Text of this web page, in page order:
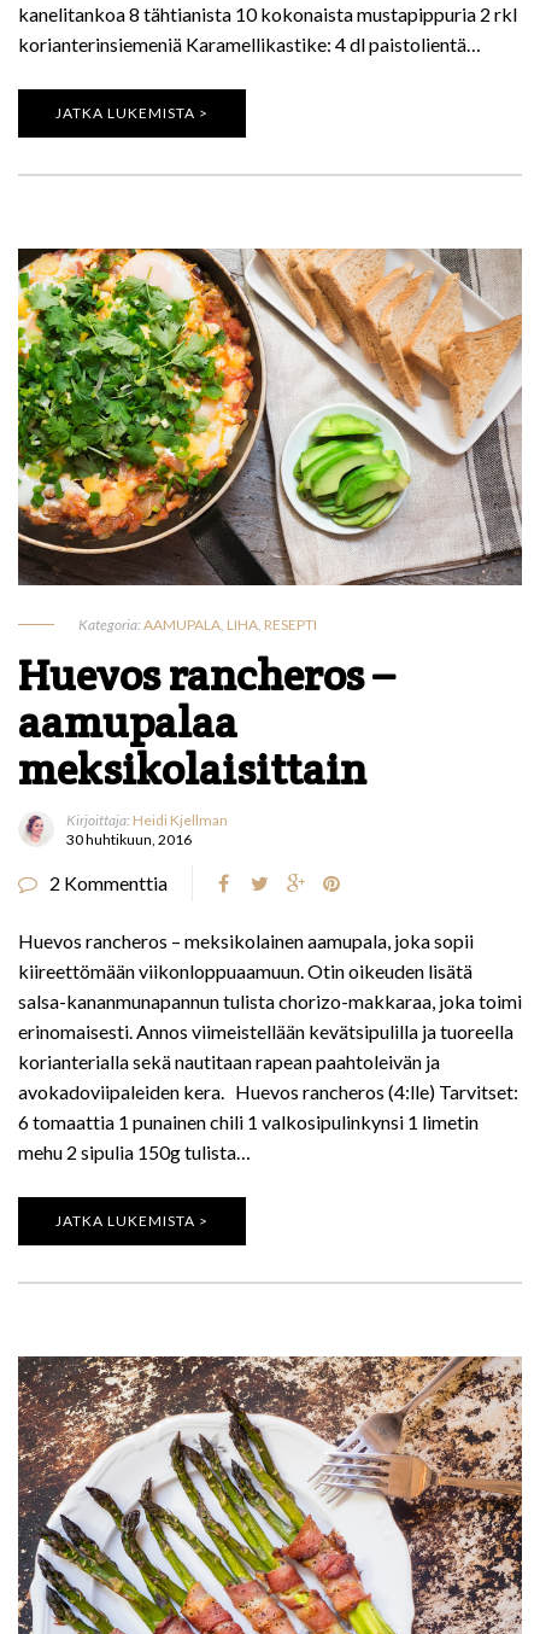
kanelitankoa 8 tähtianista 10 kokonaista mustapippuria 2 rkl
korianterinsiemeniä Karamellikastike: 4 dl paistolientä…
JATKA LUKEMISTA >
Kategoria: AAMUPALA LIHA RESEPTI
Huevos rancheros –
aamupalaa
meksikolaisittain
Kirjoittaja: Heidi Kjellman
30 huhtikuun, 2016
2 Kommenttia
Huevos rancheros – meksikolainen aamupala, joka sopii
kiireettömään viikonloppuaamuun. Otin oikeuden lisätä
salsa-kananmunapannun tulista chorizo-makkaraa, joka toimi
erinomaisesti. Annos viimeistellään kevätsipulilla ja tuoreella
korianterialla sekä nautitaan rapean paahtoleivän ja
avokadoviipaleiden kera. Huevos rancheros (4:lle) Tarvitset:
6 tomaattia 1 punainen chili 1 valkosipulinkynsi 1 limetin
mehu 2 sipulia 150g tulista…
JATKA LUKEMISTA >